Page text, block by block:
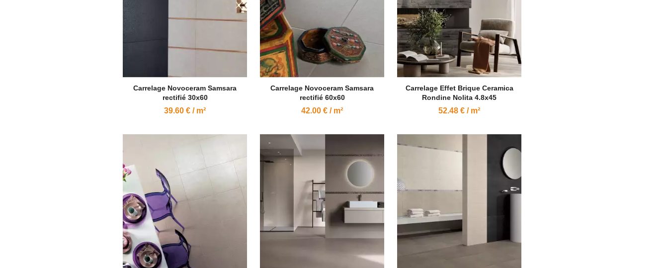
Carrelage Novoceram Samsara
rectifié 30x60
39.60 € / m²
Carrelage Novoceram Samsara
rectifié 60x60
42.00 € / m²
Carrelage Effet Brique Ceramica
Rondine Nolita 4.8x45
52.48 € / m²